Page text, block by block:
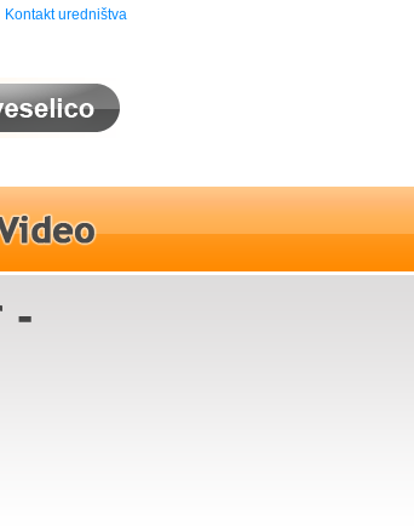
Kontakt uredništva
-